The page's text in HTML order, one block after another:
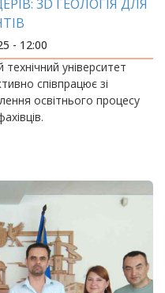
3D ГЕОЛОГІЯ ДЛЯ
- 12:00
університет
співпрацює зі
освітнього процесу